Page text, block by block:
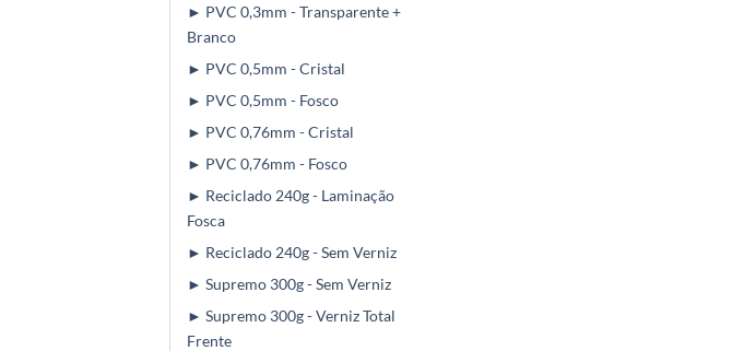
► PVC 0,3mm - Transparente +
Branco
► PVC 0,5mm - Cristal
► PVC 0,5mm - Fosco
► PVC 0,76mm - Cristal
► PVC 0,76mm - Fosco
► Reciclado 240g - Laminação
Fosca
► Reciclado 240g - Sem Verniz
► Supremo 300g - Sem Verniz
► Supremo 300g - Verniz Total
Frente